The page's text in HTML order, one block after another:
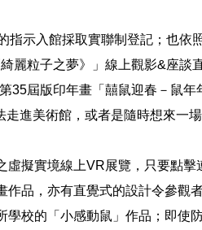
指示入館採取實聯制登記；也
麗粒子之夢》」線上觀影&座談
35屆版印年畫「囍鼠迎春－鼠年
進美術館，或者是隨時想來一
虛擬實境線上VR展覽，只要點擊
作品，亦有直覺式的設計令參觀
學校的「小感動鼠」作品；即使